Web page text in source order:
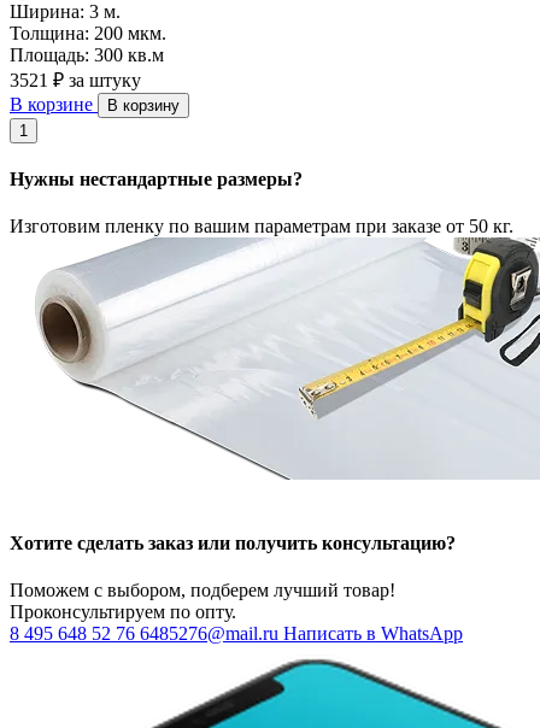
Ширина: 3 м.
Толщина: 200 мкм.
Площадь: 300 кв.м
3521 ₽ за штуку
В корзине
В корзину
1
Нужны нестандартные размеры?
Изготовим пленку по вашим параметрам при заказе от 50 кг.
Хотите сделать заказ или получить консультацию?
Поможем с выбором, подберем лучший товар!
Проконсультируем по опту.
8 495 648 52 76 6485276@mail.ru Написать в WhatsApp